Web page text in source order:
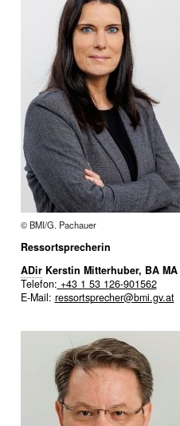
© BMI/G. Pachauer
Ressortsprecherin
ADirKerstin Mitterhuber, BA MA
Telefon: +43 1 53 126-901562
E-Mail: ressortsprecher@bmi.gv.at